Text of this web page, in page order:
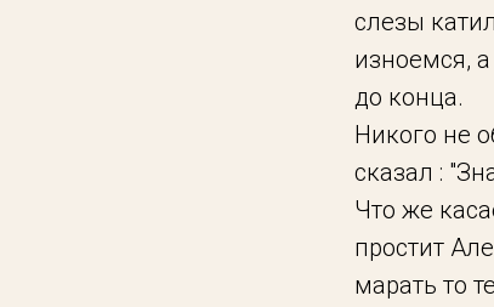
слезы
изноемся,
до конца.
Никого не
сказал :
Что же
простит
марать то